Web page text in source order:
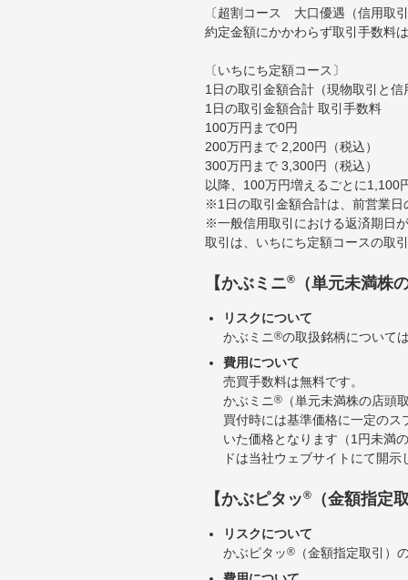
〔超割コース 大口優遇（信用取
約定金額にかかわらず取引手数料
〔いちにち定額コース〕
1日の取引金額合計（現物取引と
1日の取引金額合計 取引手数料
100万円まで0円
200万円まで 2,200円（税込）
300万円まで 3,300円（税込）
以降、100万円増えるごとに1,100
※1日の取引金額合計は、前営業日
※一般信用取引における返済期日
取引は、いちにち定額コースの取
【かぶミニ® （単元未満株
リスクについて
かぶミニ®の取扱銘柄について
費用について
売買手数料は無料です。
かぶミニ®
（単元未満株の店頭
買付時には基準価格に一定の
いた価格となります（1円未満
ドは当社ウェブサイトにて開
【かぶピタッ® （金額指定
リスクについて
かぶピタッ®
（金額指定取引）